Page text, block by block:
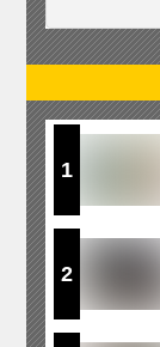
1
2